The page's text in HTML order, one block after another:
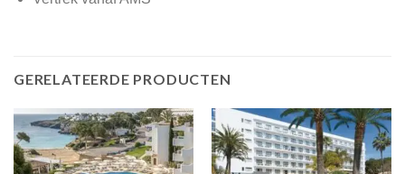
GERELATEERDE PRODUCTEN